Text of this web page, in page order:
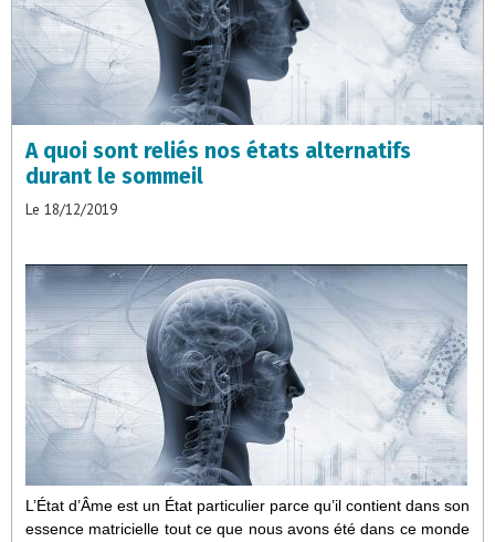
A quoi sont reliés nos états alternatifs
durant le sommeil
Le 18/12/2019
L’État d’Âme est un État particulier parce qu’il contient dans son
essence matricielle tout ce que nous avons été dans ce monde